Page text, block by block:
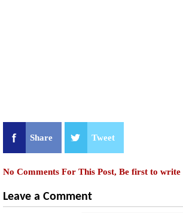
Share Tweet
No Comments For This Post, Be first to write
Leave a Comment